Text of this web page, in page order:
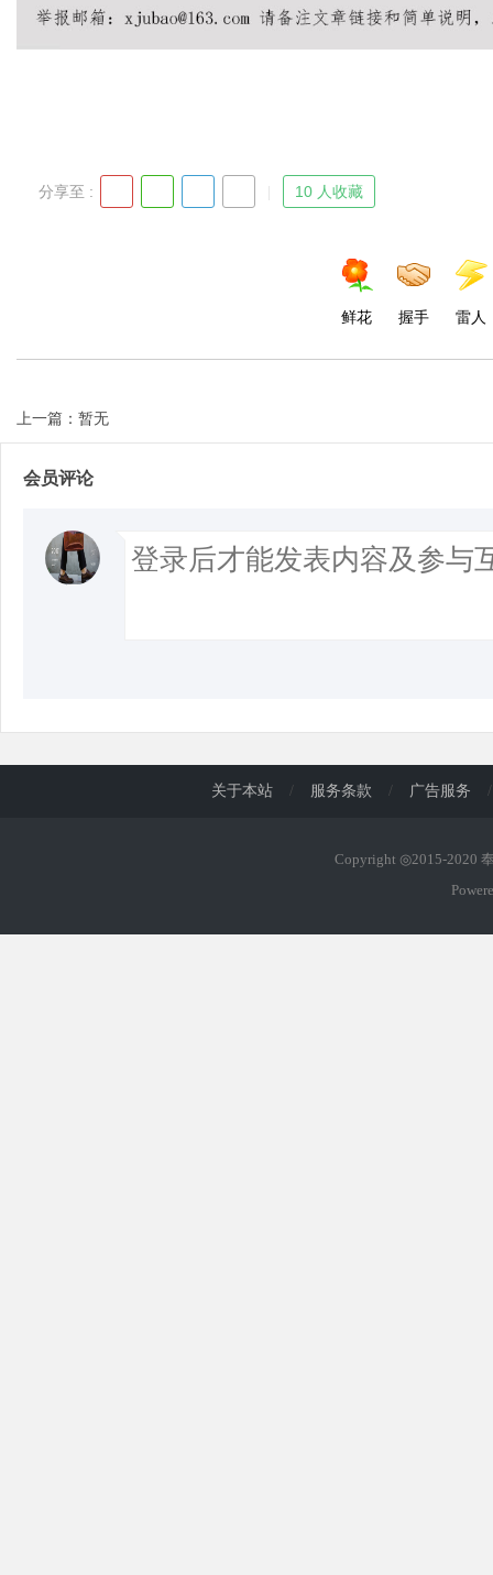
分享至 : 10 人收藏
鲜花 握手 雷人
上一篇：暂无
会员评论
关于本站 / 服务条款 / 广告服务 /
Copyright ◎2015-2020